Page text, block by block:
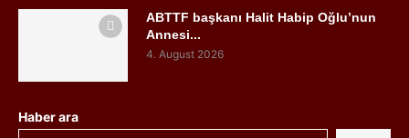
ABTTF başkanı Halit Habip Oğlu’nun
Annesi...
4. August 2026
Haber ara